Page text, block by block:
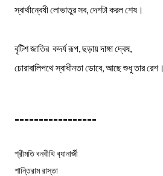
স্বার্থান্বেষী লোভাতুর সব, দেশটা করল শেষ।
বৃটিশ জাতির কদর্য রূপ, ছড়ায় দাঙ্গা দ্বেষ,
চোরাবালিপথে স্বাধীনতা ডোবে, আছে শুধু তার রেশ।
=================
শ্রীমতি বনবীথি ব‍্যানার্জী
শান্তিরাম রাস্তা